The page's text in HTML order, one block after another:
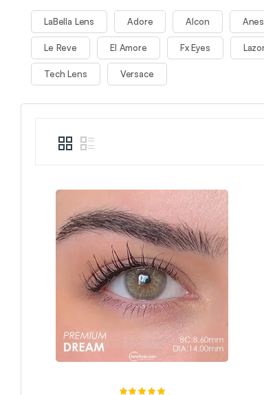
LaBella Lens Adore Alcon
Le Reve El Amore Fx Eyes
Tech Lens Versace